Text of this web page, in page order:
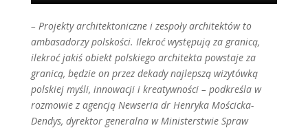
– Projekty architektoniczne i zespoły architektów to
ambasadorzy polskości. Ilekroć występują za granicą,
ilekroć jakiś obiekt polskiego architekta powstaje za
granicą, będzie on przez dekady najlepszą wizytówką
polskiej myśli, innowacji i kreatywności – podkreśla w
rozmowie z agencją Newseria dr Henryka Mościcka-
Dendys, dyrektor generalna w Ministerstwie Spraw